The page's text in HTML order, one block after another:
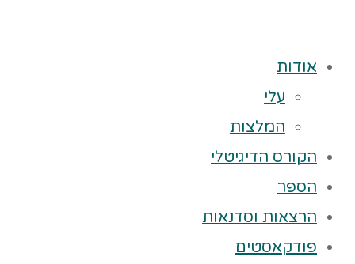
אודות
עלי
המלצות
הקורס הדיגיטלי
הספר
הרצאות וסדנאות
פודקאסטים